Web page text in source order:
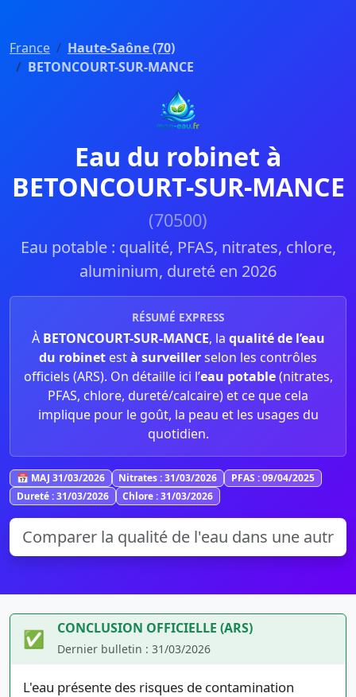
France
Haute-Saône (70)
BETONCOURT-SUR-MANCE
Eau du robinet à
BETONCOURT-SUR-MANCE
(70500)
Eau potable : qualité, PFAS, nitrates, chlore,
aluminium, dureté en 2026
RÉSUMÉ EXPRESS
À BETONCOURT-SUR-MANCE, la qualité de l’eau
du robinet està surveillerselon les contrôles
officiels (ARS). On détaille ici l’eau potable(nitrates,
PFAS, chlore, dureté/calcaire) et ce que cela
implique pour le goût, la peau et les usages du
quotidien.
📅 MAJ 31/03/2026 Nitrates : 31/03/2026
PFAS : 09/04/2025
Dureté : 31/03/2026
Chlore : 31/03/2026
✅ CONCLUSION OFFICIELLE (ARS)
Dernier bulletin : 31/03/2026
L'eau présente des risques de contamination